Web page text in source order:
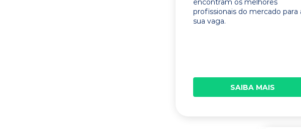
encontram os melhores
profissionais do mercado para
sua vaga.
SAIBA MAIS